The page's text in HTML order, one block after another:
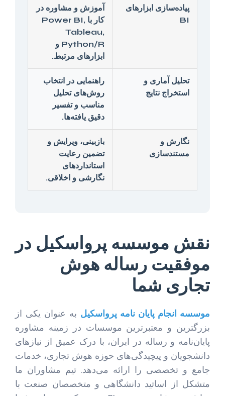
پیاده‌سازی ابزارهای
BI
آموزش و مشاوره در
کار با Power BI,
Tableau,
Python/R و
ابزارهای مرتبط.
تحلیل آماری و
استخراج نتایج
راهنمایی در انتخاب
روش‌های تحلیل
مناسب و تفسیر
دقیق یافته‌ها.
نگارش و
مستندسازی
بازبینی، ویرایش و
تضمین رعایت
استانداردهای
نگارشی و اخلاقی.
نقش موسسه پرواسکیل در
موفقیت رساله هوش
تجاری شما
موسسه انجام پایان نامه پرواسکیل به عنوان یکی از
بزرگترین و معتبرترین موسسات در زمینه مشاوره
پایان‌نامه و رساله در ایران، با درک عمیق از نیازهای
دانشجویان و پیچیدگی‌های حوزه هوش تجاری، خدمات
جامع و تخصصی را ارائه می‌دهد. تیم مشاوران ما
متشکل از اساتید دانشگاهی و متخصصان صنعت با